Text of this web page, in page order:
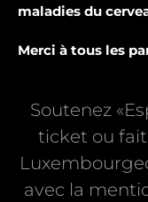
maladies du
Merci à tous les
Soutenez
ticket ou
avec la